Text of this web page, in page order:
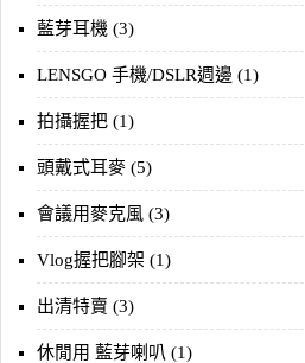
藍芽耳機 (3)
LENSGO 手機/DSLR週邊 (1)
拍攝握把 (1)
頭戴式耳麥 (5)
會議用麥克風 (3)
Vlog握把腳架 (1)
出清特賣 (3)
休閒用 藍芽喇叭 (1)